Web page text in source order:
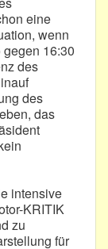
eine
wenn
16:30
des
des
das
intensive
KRITIK
zu
für